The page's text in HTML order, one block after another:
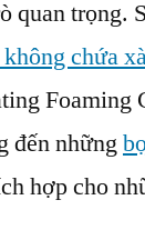
quan trọng.
chứa
Foaming
đến những
hợp cho